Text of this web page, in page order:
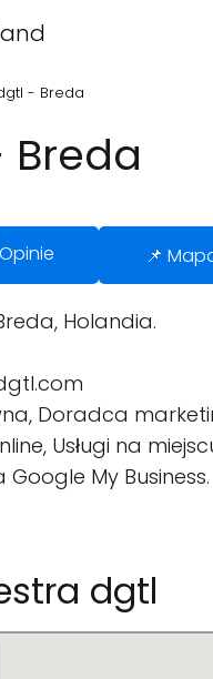
- Breda
📌
Holandia.
Doradca
Usługi na
My Business.
dgtl